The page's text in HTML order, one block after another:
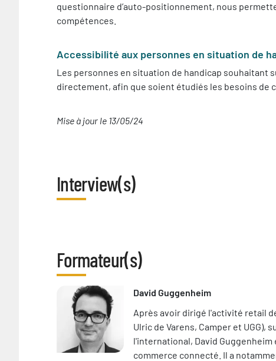
questionnaire d’auto-positionnement, nous
compétences.
Accessibilité aux personnes en situation de
Les personnes en situation de handicap
directement, afin que soient étudiés les besoins de
Mise à jour le 13/05/24
Interview(s)
Formateur(s)
David Guggenheim
Après avoir dirigé l'activité retail
Ulric de Varens, Camper et
l'international, David
commerce connecté. Il a